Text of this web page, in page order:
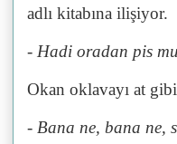
adlı kitabına ilişiyor.
- Hadi oradan pis
Okan oklavayı at
- Bana ne, bana ne,